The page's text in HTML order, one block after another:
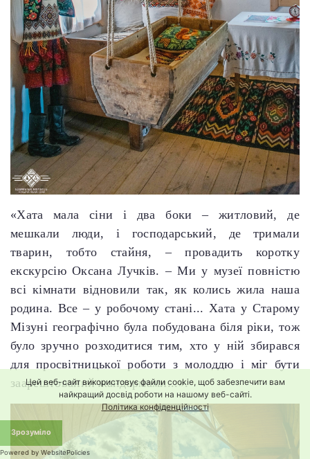
Цей веб-сайт використовує файли cookie, щоб забезпечити вам
найкращий досвід роботи на нашому веб-сайті.
Політика конфіденційності
Зрозуміло
Powered by WebsitePolicies
«Хата мала сіни і два боки – житловий, де
мешкали люди, і господарський, де тримали
тварин, тобто стайня, – провадить коротку
екскурсію Оксана Лучків. – Ми у музеї повністю
всі кімнати відновили так, як колись жила наша
родина. Все – у робочому стані... Хата у Старому
Мізуні географічно була побудована біля ріки, тож
було зручно розходитися тим, хто у ній збирався
для просвітницької роботи з молоддю і міг бути
заарештований жандармами...».